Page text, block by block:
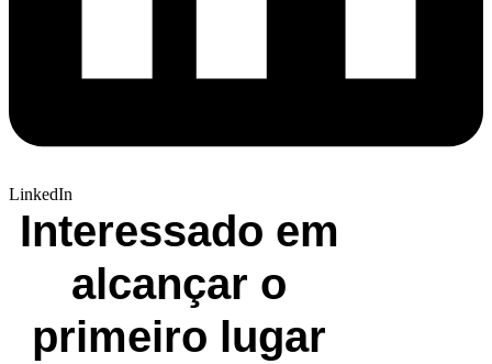
LinkedIn
Interessado em
alcançar o
primeiro lugar